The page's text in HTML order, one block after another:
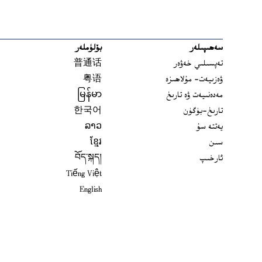
سەھىپىلەر
تەپسىلىي خەۋەر
ۋەزىيەت- مۇلاھىزە
مەدەنىيەت ۋە تارىخ
تارىخ-بۈگۈن
يەتتە سۇ
سىن
ئارخىپ
بۆلۈملەر
普通话
粤语
မြန်မာ
한국어
ລາວ
ខ្មែរ
བོད་སྐད།
Tiếng Việt
English